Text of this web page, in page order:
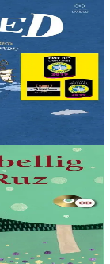
Un noz e tiviz ar
da veajiñ gant
bet embannet gant
bladenn-arc'hant